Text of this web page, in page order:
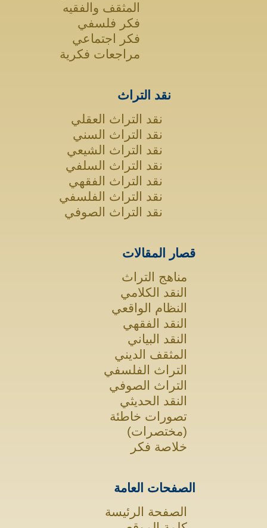
المثقف والفقيه
فكر فلسفي
فكر اجتماعي
مراجعات فكرية
نقد التراث
نقد التراث العقلي
نقد التراث السني
نقد التراث الشيعي
نقد التراث السلفي
نقد التراث الفقهي
نقد التراث الفلسفي
نقد التراث الصوفي
قصار المقالات
مناهج التراث
النقد الكلامي
النظام الواقعي
النقد الفقهي
النقد البياني
المثقف الديني
التراث الفلسفي
التراث الصوفي
النقد الحديثي
تصورات خاطئة
(مختصرات)
خلاصة فكر
الصفحات العامة
الصفحة الرئيسة